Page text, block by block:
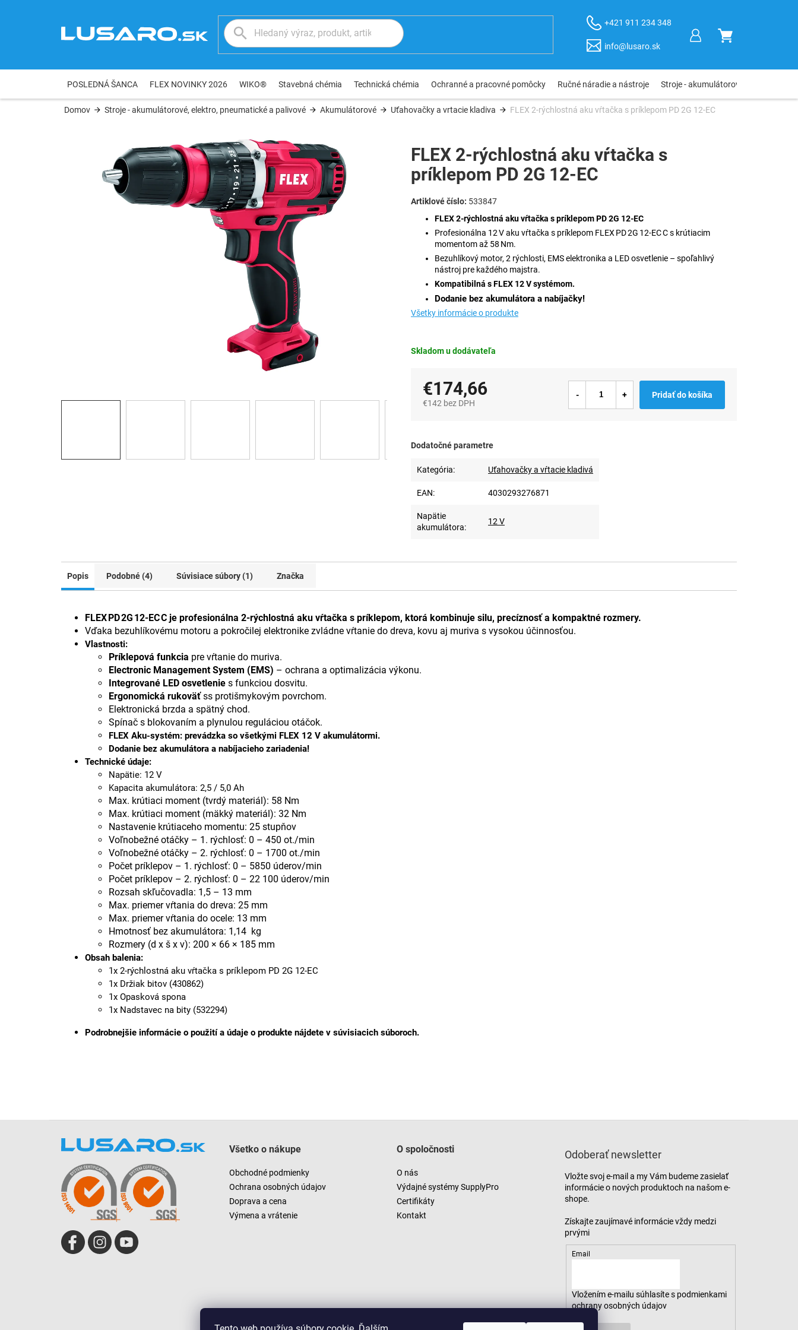
+421 911 234 348
info@lusaro.sk
NÁKUPNÝ
POSLEDNÁ ŠANCA FLEX NOVINKY 2026 WIKO® Stavebná chémia Technická chémia Ochranné a pracovné pomôcky Ručné náradie a nástroje Stroje - akumulátorové, elektro,
Domov Stroje - akumulátorové, elektro, pneumatické a palivové Akumulátorové Uťahovačky a vrtacie kladiva FLEX 2-rýchlostná aku vŕtačka s príklepom PD 2G 12-EC
Skladom u dodávateľa
FLEX 2-rýchlostná aku vŕtačka s príklepom PD 2G 12-EC
Profesionálna 12 V aku vŕtačka s príklepom FLEX PD 2G 12‑EC C s krútiacim
momentom až 58 Nm.
Bezuhlíkový motor, 2 rýchlosti, EMS elektronika a LED osvetlenie – spoľahlivý
nástroj pre každého majstra.
Kompatibilná s FLEX 12 V systémom.
Dodanie bez akumulátora a nabíjačky!
Všetky informácie o produkte
Dodatočné parametre
Kategória: Uťahovačky a vŕtacie kladivá
EAN: 4030293276871
Napätie
akumulátora:
12 V
FLEX 2-rýchlostná aku vŕtačka s
príklepom PD 2G 12-EC
533847
€174,66
€142 bez DPH
Pridať do košíka
Popis Podobné (4) Súvisiace súbory (1) Značka
FLEX PD 2G 12‑EC C je profesionálna 2-rýchlostná aku vŕtačka s príklepom, ktorá kombinuje silu, precíznosť a kompaktné rozmery.
Vďaka bezuhlíkovému motoru a pokročilej elektronike zvládne vŕtanie do dreva, kovu aj muriva s vysokou účinnosťou.
Vlastnosti:
Príklepová funkcia pre vŕtanie do muriva.
Electronic Management System (EMS) – ochrana a optimalizácia výkonu.
Integrované LED osvetlenie s funkciou dosvitu.
Ergonomická rukoväťss protišmykovým povrchom.
Elektronická brzda a spätný chod.
Spínač s blokovaním a plynulou reguláciou otáčok.
FLEX Aku-systém: prevádzka so všetkými FLEX 12 V akumulátormi.
Dodanie bez akumulátora a nabíjacieho zariadenia!
Technické údaje:
Napätie: 12 V
Kapacita akumulátora: 2,5 / 5,0 Ah
Max. krútiaci moment (tvrdý materiál): 58 Nm
Max. krútiaci moment (mäkký materiál): 32 Nm
Nastavenie krútiaceho momentu: 25 stupňov
Voľnobežné otáčky – 1. rýchlosť: 0 – 450 ot./min
Voľnobežné otáčky – 2. rýchlosť: 0 – 1700 ot./min
Počet príklepov – 1. rýchlosť: 0 – 5850 úderov/min
Počet príklepov – 2. rýchlosť: 0 – 22 100 úderov/min
Rozsah skľučovadla: 1,5 – 13 mm
Max. priemer vŕtania do dreva: 25 mm
Max. priemer vŕtania do ocele: 13 mm
Hmotnosť bez akumulátora: 1,14 kg
Rozmery (d x š x v): 200 × 66 × 185 mm
Obsah balenia:
1x 2-rýchlostná aku vŕtačka s príklepom PD 2G 12-EC
1x Držiak bitov (430862)
1x Opasková spona
1x Nadstavec na bity (532294)
Podrobnejšie informácie o použití a údaje o produkte nájdete v súvisiacich súboroch.
Všetko o nákupe
Obchodné podmienky
Ochrana osobných údajov
Doprava a cena
Výmena a vrátenie
O spoločnosti
O nás
Výdajné systémy SupplyPro
Certifikáty
Kontakt
Odoberať newsletter
Vložte svoj e-mail a my Vám budeme zasielať
informácie o nových produktoch na našom e-
shope.
Email
Vložením e-mailu súhlasíte s podmienkami
ochrany osobných údajov